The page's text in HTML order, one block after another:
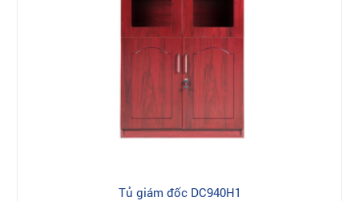
Tủ giám đốc DC940H1